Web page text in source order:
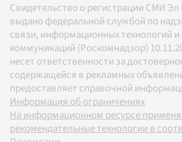
Свидетельство о регистрации СМИ
выдано федеральной службой по
связи, информационных технологий
коммуникаций (Роскомнадзор)
несет ответственности за
содержащейся в рекламных
предоставляет справочной
Информация об ограничениях
На информационном ресурсе
рекомендательные технологии в